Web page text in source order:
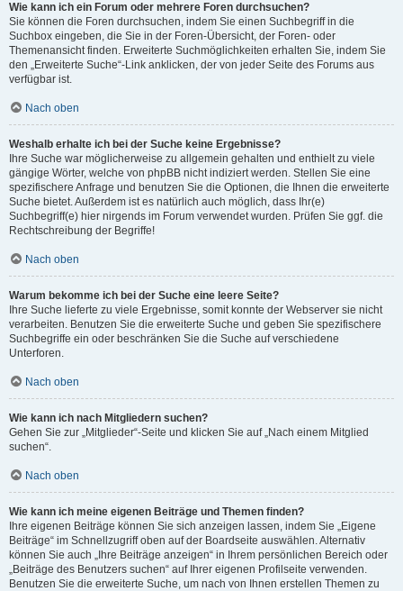
Wie kann ich ein Forum oder mehrere Foren durchsuchen?
Sie können die Foren durchsuchen, indem Sie einen Suchbegriff in die
Suchbox eingeben, die Sie in der Foren-Übersicht, der Foren- oder
Themenansicht finden. Erweiterte Suchmöglichkeiten erhalten Sie, indem Sie
den „Erweiterte Suche“-Link anklicken, der von jeder Seite des Forums aus
verfügbar ist.
Nach oben
Weshalb erhalte ich bei der Suche keine Ergebnisse?
Ihre Suche war möglicherweise zu allgemein gehalten und enthielt zu viele
gängige Wörter, welche von phpBB nicht indiziert werden. Stellen Sie eine
spezifischere Anfrage und benutzen Sie die Optionen, die Ihnen die erweiterte
Suche bietet. Außerdem ist es natürlich auch möglich, dass Ihr(e)
Suchbegriff(e) hier nirgends im Forum verwendet wurden. Prüfen Sie ggf. die
Rechtschreibung der Begriffe!
Nach oben
Warum bekomme ich bei der Suche eine leere Seite?
Ihre Suche lieferte zu viele Ergebnisse, somit konnte der Webserver sie nicht
verarbeiten. Benutzen Sie die erweiterte Suche und geben Sie spezifischere
Suchbegriffe ein oder beschränken Sie die Suche auf verschiedene
Unterforen.
Nach oben
Wie kann ich nach Mitgliedern suchen?
Gehen Sie zur „Mitglieder“-Seite und klicken Sie auf „Nach einem Mitglied
suchen“.
Nach oben
Wie kann ich meine eigenen Beiträge und Themen finden?
Ihre eigenen Beiträge können Sie sich anzeigen lassen, indem Sie „Eigene
Beiträge“ im Schnellzugriff oben auf der Boardseite auswählen. Alternativ
können Sie auch „Ihre Beiträge anzeigen“ in Ihrem persönlichen Bereich oder
„Beiträge des Benutzers suchen“ auf Ihrer eigenen Profilseite verwenden.
Benutzen Sie die erweiterte Suche, um nach von Ihnen erstellen Themen zu